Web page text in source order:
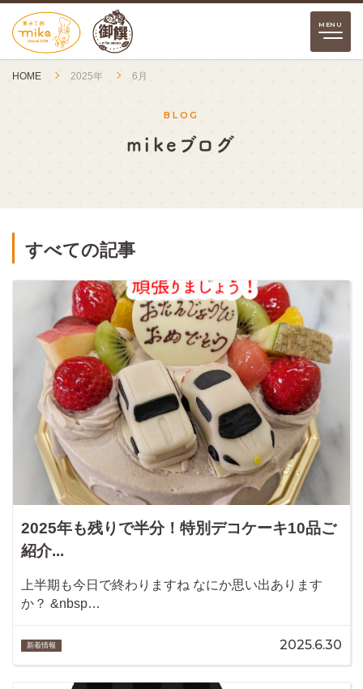
HOME 2025年 6月
BLOG
mikeブログ
すべての記事
2025年も残りで半分！特別デコケーキ10品ご
紹介...
上半期も今日で終わりますね なにか思い出あります
か？ &nbsp…
新着情報 2025.6.30